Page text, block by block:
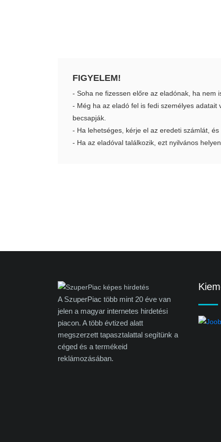
FIGYELEM!
- Soha ne fizessen előre az eladónak, ha nem
- Még ha az eladó fel is fedi személyes
becsapják.
- Ha lehetséges, kérje el az eredeti számlát,
- Ha az eladóval találkozik, ezt nyilvános
A SzuperPiac több mint 20 éve van
jelen a magyar internetes hirdetési
piacon. A több évtized alatt
megszerzett tapasztalattal segítünk a
céged és a termékeid
reklámozásában.